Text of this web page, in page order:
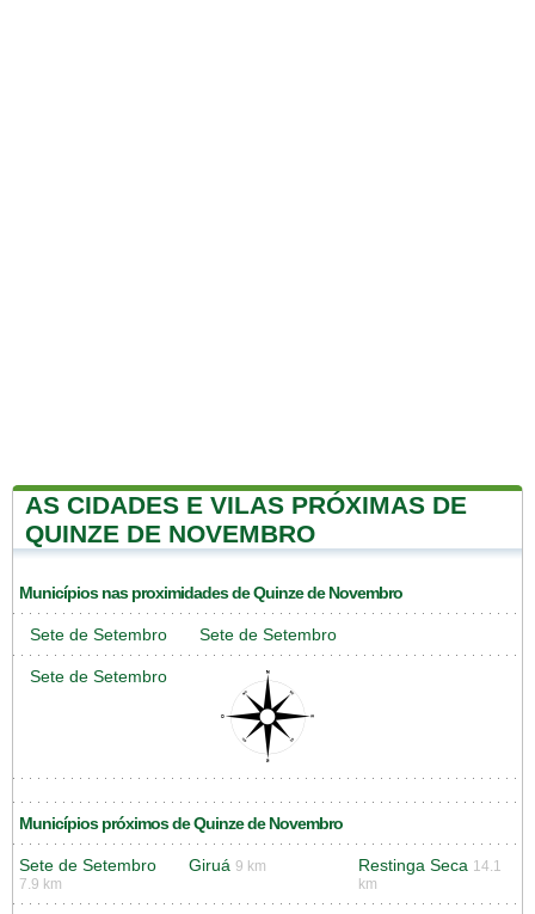
AS CIDADES E VILAS PRÓXIMAS DE
QUINZE DE NOVEMBRO
Municípios nas proximidades de Quinze de Novembro
Sete de Setembro Sete de Setembro
Sete de Setembro
Municípios próximos de Quinze de Novembro
Sete de Setembro
7.9 km
Giruá 9 km Restinga Seca 14.1
km